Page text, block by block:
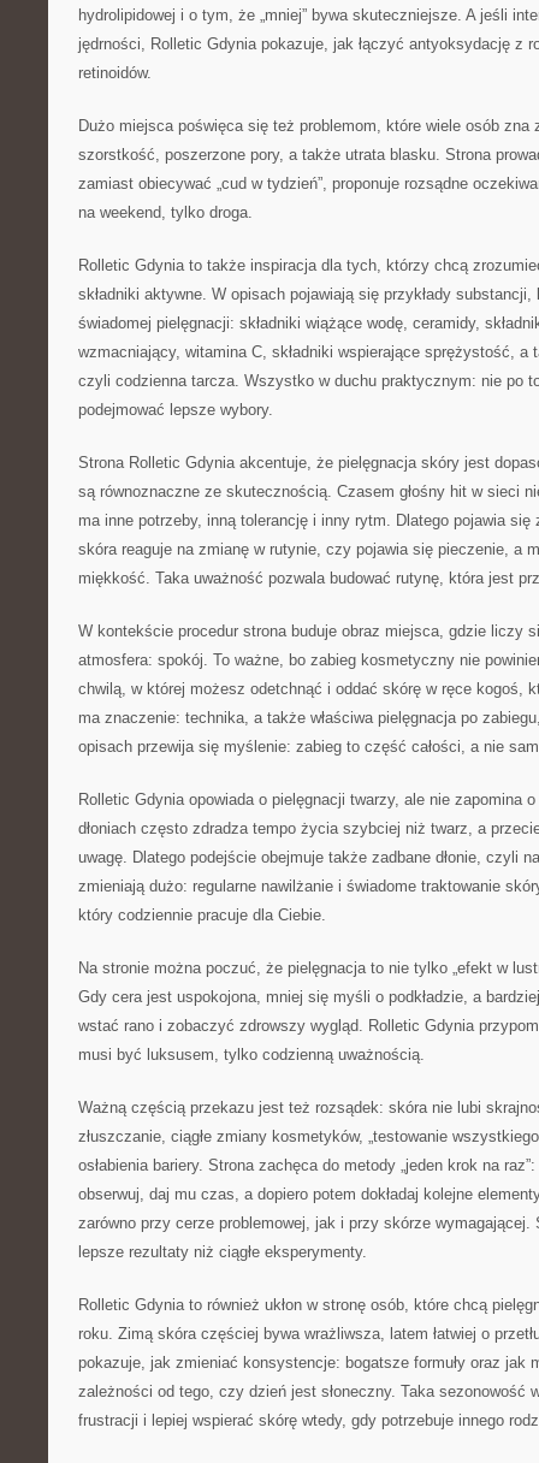
hydrolipidowej i o tym, że „mniej” bywa skuteczniejsze. A jeśli
jędrności, Rolletic Gdynia pokazuje, jak łączyć antyoksydację z
retinoidów.
Dużo miejsca poświęca się też problemom, które wiele osób zna
szorstkość, poszerzone pory, a także utrata blasku. Strona
zamiast obiecywać „cud w tydzień”, proponuje rozsądne
na weekend, tylko droga.
Rolletic Gdynia to także inspiracja dla tych, którzy chcą
składniki aktywne. W opisach pojawiają się przykłady
świadomej pielęgnacji: składniki wiążące wodę, ceramidy,
wzmacniający, witamina C, składniki wspierające sprężystość, a
czyli codzienna tarcza. Wszystko w duchu praktycznym: nie po
podejmować lepsze wybory.
Strona Rolletic Gdynia akcentuje, że pielęgnacja skóry jest
są równoznaczne ze skutecznością. Czasem głośny hit w sieci
ma inne potrzeby, inną tolerancję i inny rytm. Dlatego pojawia
skóra reaguje na zmianę w rutynie, czy pojawia się pieczenie, a
miękkość. Taka uważność pozwala budować rutynę, która jest
W kontekście procedur strona buduje obraz miejsca, gdzie liczy
atmosfera: spokój. To ważne, bo zabieg kosmetyczny nie
chwilą, w której możesz odetchnąć i oddać skórę w ręce kogoś,
ma znaczenie: technika, a także właściwa pielęgnacja po
opisach przewija się myślenie: zabieg to część całości, a nie
Rolletic Gdynia opowiada o pielęgnacji twarzy, ale nie zapomina
dłoniach często zdradza tempo życia szybciej niż twarz, a
uwagę. Dlatego podejście obejmuje także zadbane dłonie, czyli
zmieniają dużo: regularne nawilżanie i świadome traktowanie
który codziennie pracuje dla Ciebie.
Na stronie można poczuć, że pielęgnacja to nie tylko „efekt w
Gdy cera jest uspokojona, mniej się myśli o podkładzie, a
wstać rano i zobaczyć zdrowszy wygląd. Rolletic Gdynia
musi być luksusem, tylko codzienną uważnością.
Ważną częścią przekazu jest też rozsądek: skóra nie lubi
złuszczanie, ciągłe zmiany kosmetyków, „testowanie
osłabienia bariery. Strona zachęca do metody „jeden krok na
obserwuj, daj mu czas, a dopiero potem dokładaj kolejne
zarówno przy cerze problemowej, jak i przy skórze
lepsze rezultaty niż ciągłe eksperymenty.
Rolletic Gdynia to również ukłon w stronę osób, które chcą
roku. Zimą skóra częściej bywa wrażliwsza, latem łatwiej o
pokazuje, jak zmieniać konsystencje: bogatsze formuły oraz jak
zależności od tego, czy dzień jest słoneczny. Taka sezonowość
frustracji i lepiej wspierać skórę wtedy, gdy potrzebuje innego